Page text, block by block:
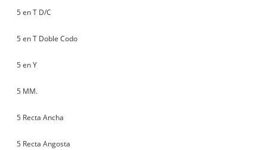
5 en T D/C
5 en T Doble Codo
5 en Y
5 MM.
5 Recta Ancha
5 Recta Angosta